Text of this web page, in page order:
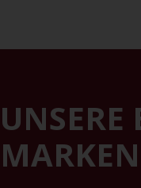
UNSERE
MARKEN